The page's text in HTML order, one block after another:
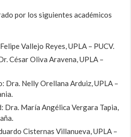
por los siguientes académicos
Vallejo Reyes, UPLA – PUCV.
César Oliva Aravena, UPLA –
Nelly Orellana Arduiz, UPLA –
Dra. María Angélica Vergara Tapia,
Cisternas Villanueva, UPLA –